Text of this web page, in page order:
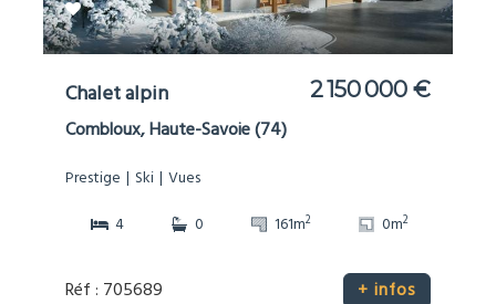
Chalet alpin 2 150 000 €
Combloux, Haute-Savoie (74)
Prestige Ski Vues
4
0 161m2 0m2
Réf : 705689 + infos